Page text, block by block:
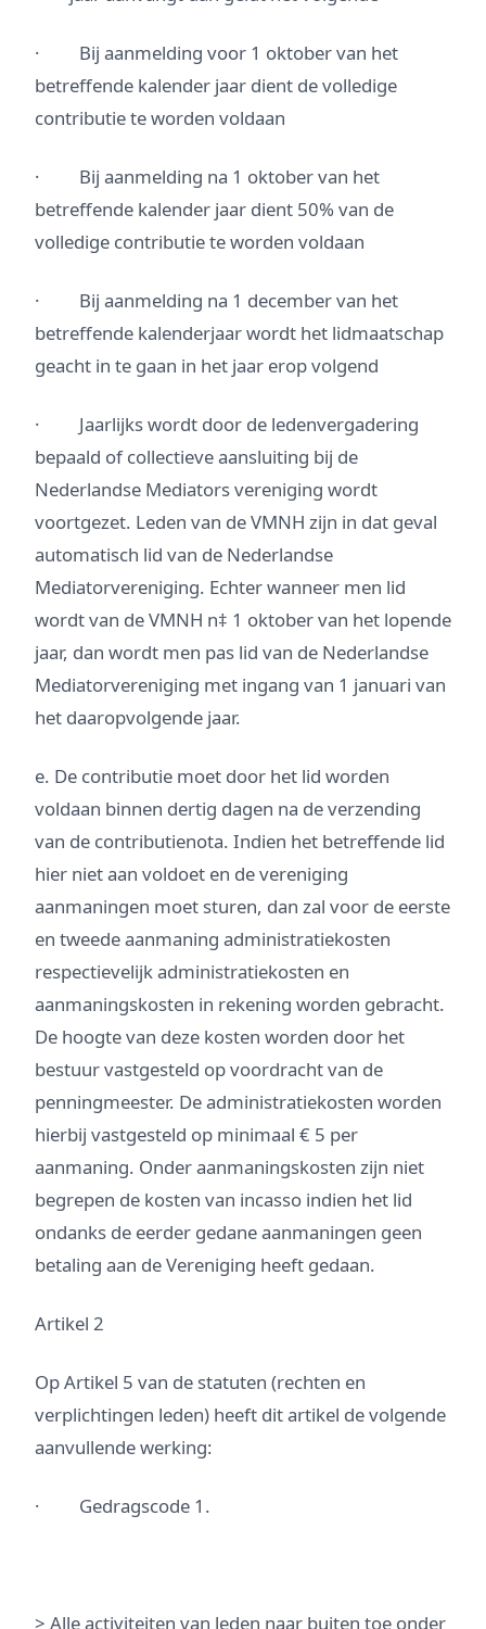
· Bij aanmelding voor 1 oktober van het
betreffende kalender jaar dient de volledige
contributie te worden voldaan
· Bij aanmelding na 1 oktober van het
betreffende kalender jaar dient 50% van de
volledige contributie te worden voldaan
· Bij aanmelding na 1 december van het
betreffende kalenderjaar wordt het lidmaatschap
geacht in te gaan in het jaar erop volgend
· Jaarlijks wordt door de ledenvergadering
bepaald of collectieve aansluiting bij de
Nederlandse Mediators vereniging wordt
voortgezet. Leden van de VMNH zijn in dat geval
automatisch lid van de Nederlandse
Mediatorvereniging. Echter wanneer men lid
wordt van de VMNH n‡ 1 oktober van het lopende
jaar, dan wordt men pas lid van de Nederlandse
Mediatorvereniging met ingang van 1 januari van
het daaropvolgende jaar.
e. De contributie moet door het lid worden
voldaan binnen dertig dagen na de verzending
van de contributienota. Indien het betreffende lid
hier niet aan voldoet en de vereniging
aanmaningen moet sturen, dan zal voor de eerste
en tweede aanmaning administratiekosten
respectievelijk administratiekosten en
aanmaningskosten in rekening worden gebracht.
De hoogte van deze kosten worden door het
bestuur vastgesteld op voordracht van de
penningmeester. De administratiekosten worden
hierbij vastgesteld op minimaal € 5 per
aanmaning. Onder aanmaningskosten zijn niet
begrepen de kosten van incasso indien het lid
ondanks de eerder gedane aanmaningen geen
betaling aan de Vereniging heeft gedaan.
Artikel 2
Op Artikel 5 van de statuten (rechten en
verplichtingen leden) heeft dit artikel de volgende
aanvullende werking:
· Gedragscode 1.
> Alle activiteiten van leden naar buiten toe onder